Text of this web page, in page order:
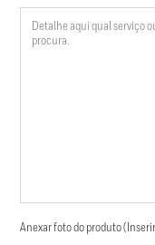
Anexar foto do produto